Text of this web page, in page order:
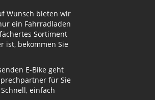
Wunsch bieten wir
ein Fahrradladen
Sortiment
ist, bekommen Sie
E-Bike geht
für Sie
einfach